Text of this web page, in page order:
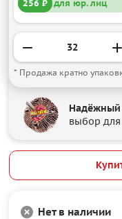
256 ₽ для юр. лиц
* Продажа кратно
Надёжный
выбор
Нет в наличии